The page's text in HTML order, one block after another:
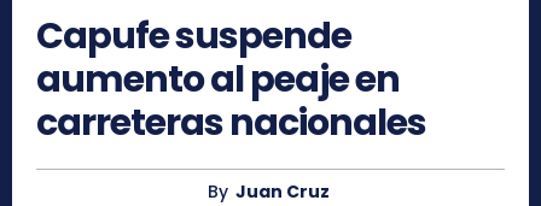
Capufe suspende
aumento al peaje en
carreteras nacionales
By Juan Cruz